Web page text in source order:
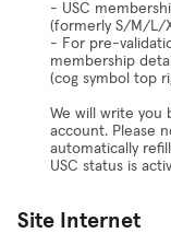
- USC
(formerly S/M/L/
- For pre-
membership
(cog symbol top
We will write you
account. Please
automatically
USC status is
Site Internet